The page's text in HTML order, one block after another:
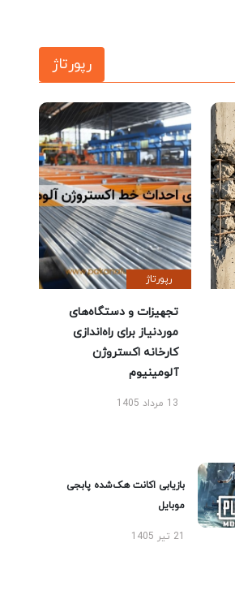
رپورتاژ
رپورتاژ
تجهیزات و دستگاه‌های
موردنیاز برای راه‌اندازی
کارخانه اکستروژن
آلومینیوم
13 مرداد 1405
بازیابی اکانت هک‌شده پابجی
موبایل
21 تیر 1405